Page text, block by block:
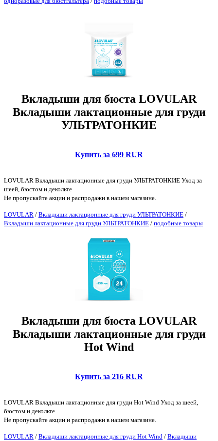
Вкладыши для бюста LOVULAR
Вкладыши лактационные для груди
УЛЬТРАТОНКИЕ
Купить за 699 RUR
LOVULAR Вкладыши лактационные для груди УЛЬТРАТОНКИЕ Уход за
шеей, бюстом и декольте
Не пропускайте акции и распродажи в нашем магазине.
LOVULAR / Вкладыши лактационные для груди УЛЬТРАТОНКИЕ /
Вкладыши лактационные для груди УЛЬТРАТОНКИЕ / подобные товары
Вкладыши для бюста LOVULAR
Вкладыши лактационные для груди
Hot Wind
Купить за 216 RUR
LOVULAR Вкладыши лактационные для груди Hot Wind Уход за шеей,
бюстом и декольте
Не пропускайте акции и распродажи в нашем магазине.
LOVULAR / Вкладыши лактационные для груди Hot Wind / Вкладыши